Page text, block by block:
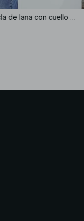
Abrigo corto de mezcla de lana con cuello alto